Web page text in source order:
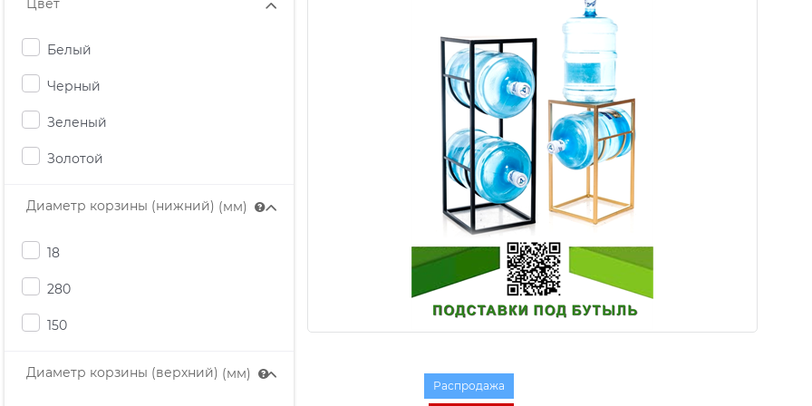
Цвет
Белый
Черный
Зеленый
Золотой
Диаметр корзины (нижний) (мм)
18
280
150
Диаметр корзины (верхний) (мм)
Распродажа